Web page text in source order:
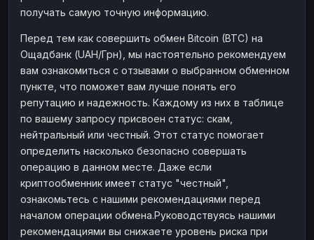
получать самую точную информацию.
Перед тем как совершить обмен Bitcoin (BTC) на
Ощадбанк (UAH/Грн), мы настоятельно рекомендуем
вам ознакомиться с отзывами о выбранном обменном
пункте, что поможет вам лучше понять его
репутацию и надежность. Каждому из них в таблице
по вашему запросу присвоен статус: скам,
нейтральный или честный. Этот статус помогает
определить насколько безопасно совершать
операцию в данном месте. Даже если
криптообменник имеет статус "честный",
ознакомьтесь с нашими рекомендациями перед
началом операции обмена.Руководствуясь нашими
рекомендациями вы снижаете уровень риска при